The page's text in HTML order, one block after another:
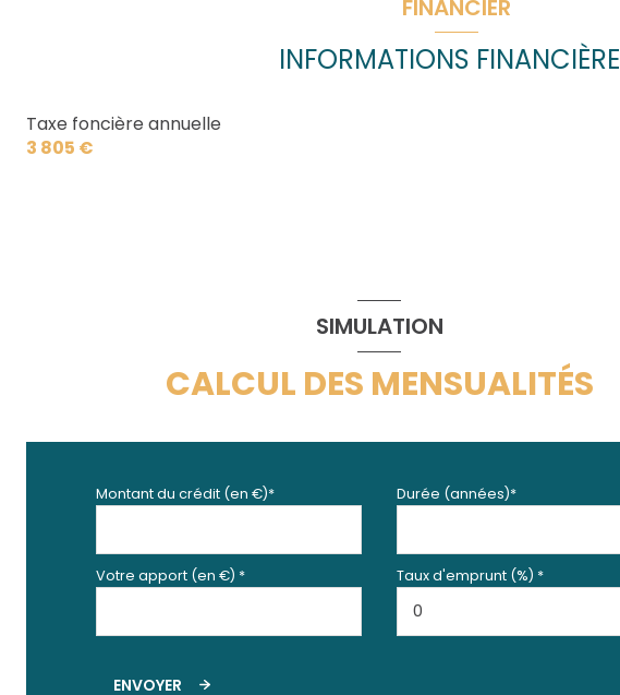
salle d'eau
WC
FINANCIER
INFORMATIONS
Taxe foncière annuelle
3 805 €
SIMULATION
CALCUL DES MENSUALITÉS
Montant du crédit (en €)* Durée (années)*
Votre apport (en €) * Taux d'emprunt (%) *
ENVOYER